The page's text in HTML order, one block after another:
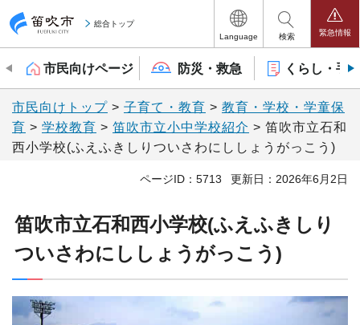
笛吹市
総合トップ
Language
検索 緊急情報
市民向けページ 防災・救急 くらし・手
市民向けトップ > 子育て・教育 > 教育・学校・学童保
育 > 学校教育 > 笛吹市立小中学校紹介 > 笛吹市立石和
西小学校(ふえふきしりついさわにししょうがっこう)
ページID：5713 更新日：2026年6月2日
笛吹市立石和西小学校(ふえふきしり
ついさわにししょうがっこう)